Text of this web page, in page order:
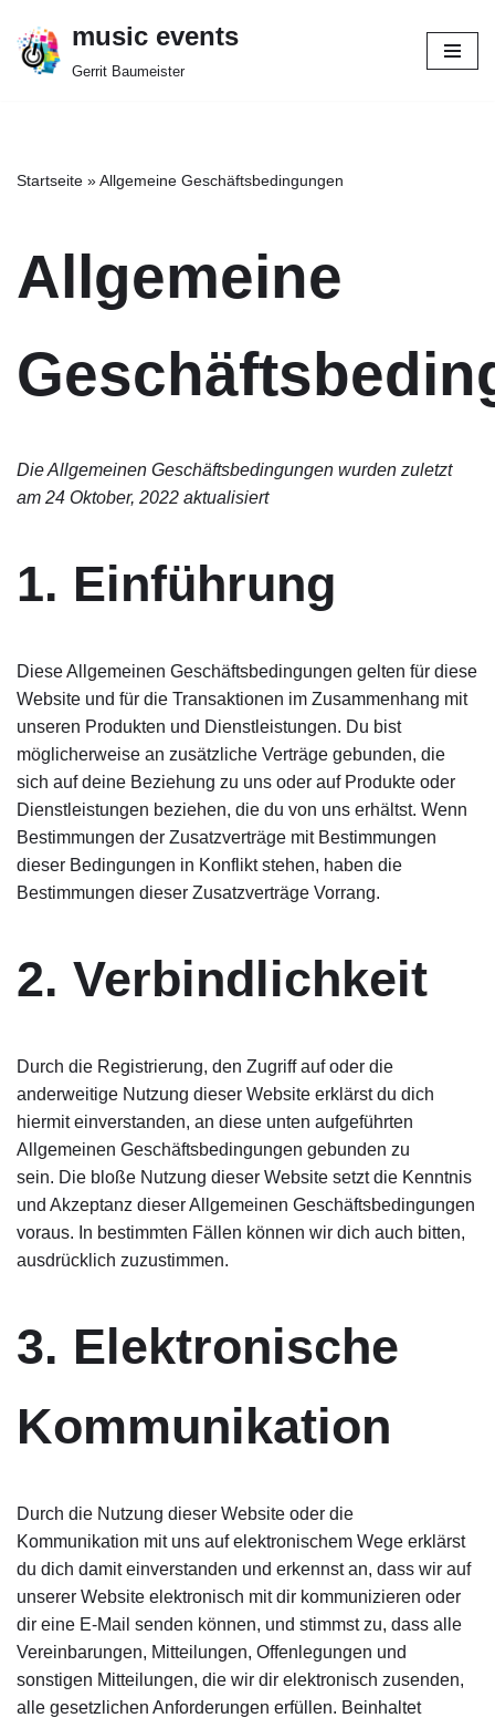
Zum
music events
Gerrit Baumeister
Startseite »Allgemeine Geschäftsbedingungen
Allgemeine
Die Allgemeinen Geschäftsbedingungen wurden zuletzt
am 24 Oktober, 2022 aktualisiert
1. Einführung
Diese Allgemeinen Geschäftsbedingungen gelten für diese
Website und für die Transaktionen im Zusammenhang mit
unseren Produkten und Dienstleistungen. Du bist
möglicherweise an zusätzliche Verträge gebunden, die
sich auf deine Beziehung zu uns oder auf Produkte oder
Dienstleistungen beziehen, die du von uns erhältst. Wenn
Bestimmungen der Zusatzverträge mit Bestimmungen
dieser Bedingungen in Konflikt stehen, haben die
Bestimmungen dieser Zusatzverträge Vorrang.
2. Verbindlichkeit
Durch die Registrierung, den Zugriff auf oder die
anderweitige Nutzung dieser Website erklärst du dich
hiermit einverstanden, an diese unten aufgeführten
Allgemeinen Geschäftsbedingungen gebunden zu
sein. Die bloße Nutzung dieser Website setzt die Kenntnis
und Akzeptanz dieser Allgemeinen Geschäftsbedingungen
voraus. In bestimmten Fällen können wir dich auch bitten,
ausdrücklich zuzustimmen.
3. Elektronische
Kommunikation
Durch die Nutzung dieser Website oder die
Kommunikation mit uns auf elektronischem Wege erklärst
du dich damit einverstanden und erkennst an, dass wir auf
unserer Website elektronisch mit dir kommunizieren oder
dir eine E-Mail senden können, und stimmst zu, dass alle
Vereinbarungen, Mitteilungen, Offenlegungen und
sonstigen Mitteilungen, die wir dir elektronisch zusenden,
alle gesetzlichen Anforderungen erfüllen. Beinhaltet